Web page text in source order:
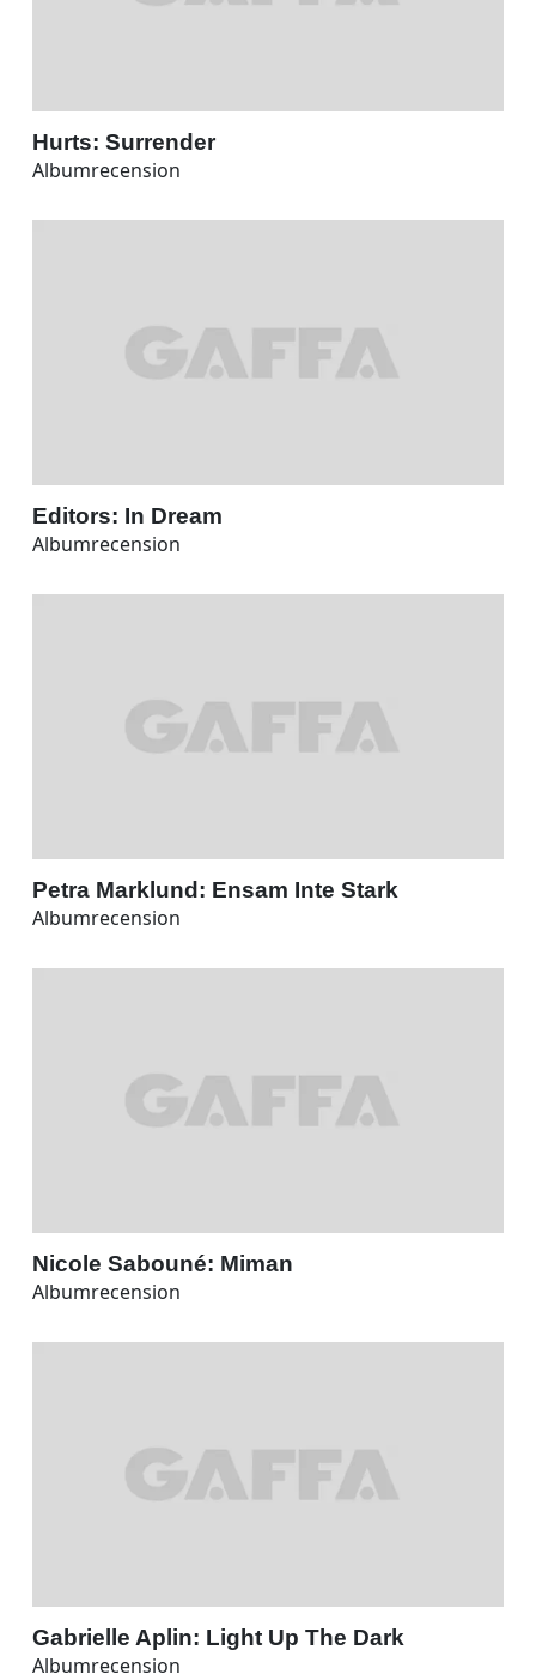
Hurts: Surrender
Albumrecension
Editors: In Dream
Albumrecension
Petra Marklund: Ensam Inte Stark
Albumrecension
Nicole Sabouné: Miman
Albumrecension
Gabrielle Aplin: Light Up The Dark
Albumrecension